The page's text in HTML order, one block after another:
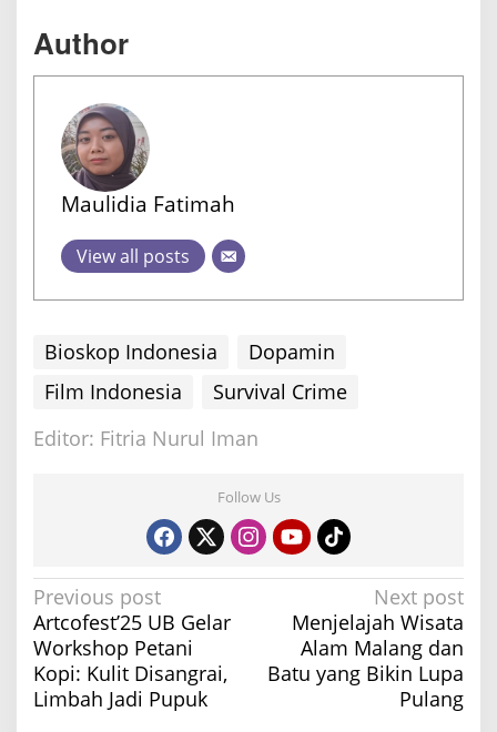
Author
Maulidia Fatimah
View all posts
Bioskop Indonesia
Dopamin
Film Indonesia
Survival Crime
Editor: Fitria Nurul Iman
Follow Us
P
o
s
t
Previous post
Artcofest’25 UB Gelar
Workshop Petani
Kopi: Kulit Disangrai,
Limbah Jadi Pupuk
Next post
Menjelajah Wisata
Alam Malang dan
Batu yang Bikin Lupa
Pulang